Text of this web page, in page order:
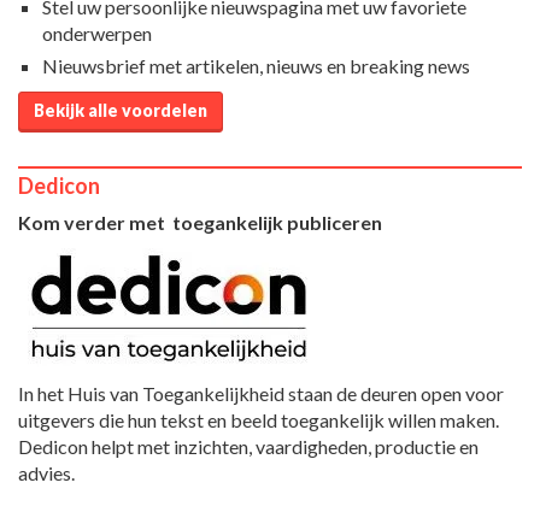
Stel uw persoonlijke nieuwspagina met uw favoriete
onderwerpen
Nieuwsbrief met artikelen, nieuws en breaking news
Bekijk alle voordelen
Dedicon
Kom verder met toegankelijk publiceren
In het Huis van Toegankelijkheid staan de deuren open voor
uitgevers die hun tekst en beeld toegankelijk willen maken.
Dedicon helpt met inzichten, vaardigheden, productie en
advies.